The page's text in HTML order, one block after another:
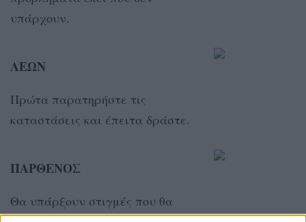
υπάρχουν.
ΛΕΩΝ
Πρώτα παρατηρήστε τις
καταστάσεις και έπειτα δράστε.
ΠΑΡΘΕΝΟΣ
Θα υπάρξουν στιγμές που θα